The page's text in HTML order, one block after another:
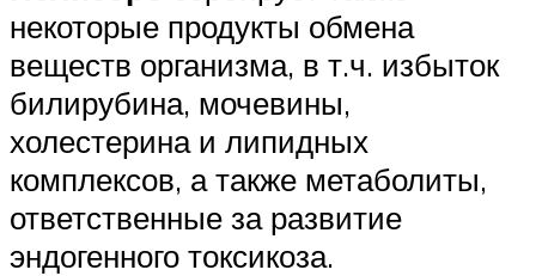
некоторые продукты обмена
веществ организма, в т.ч. избыток
билирубина, мочевины,
холестерина и липидных
комплексов, а также метаболиты,
ответственные за развитие
эндогенного токсикоза.